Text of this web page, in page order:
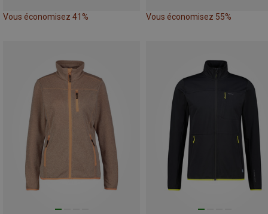
Vous économisez 41% Vous économisez 55%